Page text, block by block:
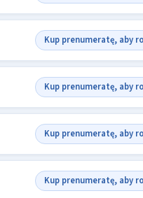
Kup prenumeratę, aby
Kup prenumeratę, aby
Kup prenumeratę, aby
Kup prenumeratę, aby